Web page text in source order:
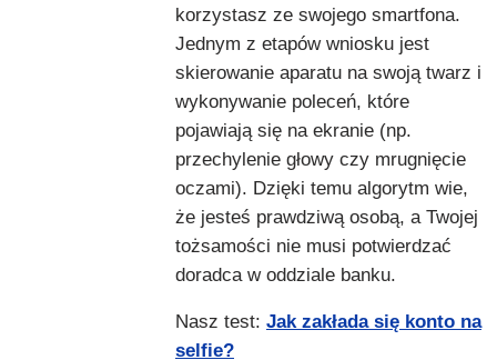
korzystasz ze swojego smartfona.
Jednym z etapów wniosku jest
skierowanie aparatu na swoją twarz i
wykonywanie poleceń, które
pojawiają się na ekranie (np.
przechylenie głowy czy mrugnięcie
oczami). Dzięki temu algorytm wie,
że jesteś prawdziwą osobą, a Twojej
tożsamości nie musi potwierdzać
doradca w oddziale banku.
Nasz test: Jak zakłada się konto na
selfie?